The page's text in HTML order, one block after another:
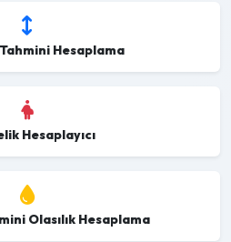
Hesaplama
Hesaplayıcı
Olasılık Hesaplama